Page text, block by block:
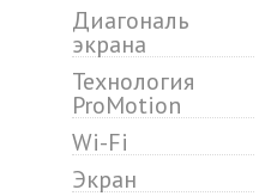
Диагональ
экрана
Технология
ProMotion
Wi-Fi
Экран